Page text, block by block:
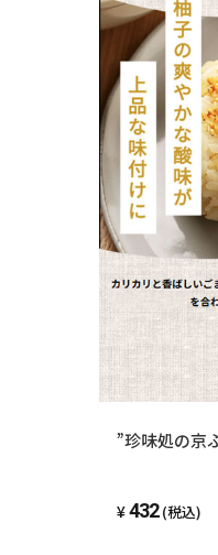
”珍味処の京
432(税込)